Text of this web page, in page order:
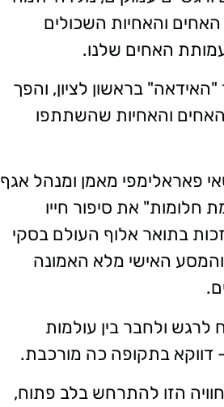
והאחיות השכולים
האחים שלנו.
בראשון לציון, והפך
והאחיות שהשתתפו
פאראלימפי מאמן ומנהל אגף
את סיפור חייו
בתואר אלוף העולם בסקי
האישי מלא האמונה
הצליח לרגש ולחבר בין עולמות
בתקופה כה מורכבת.
הזו להתרחש בלב פתוח,